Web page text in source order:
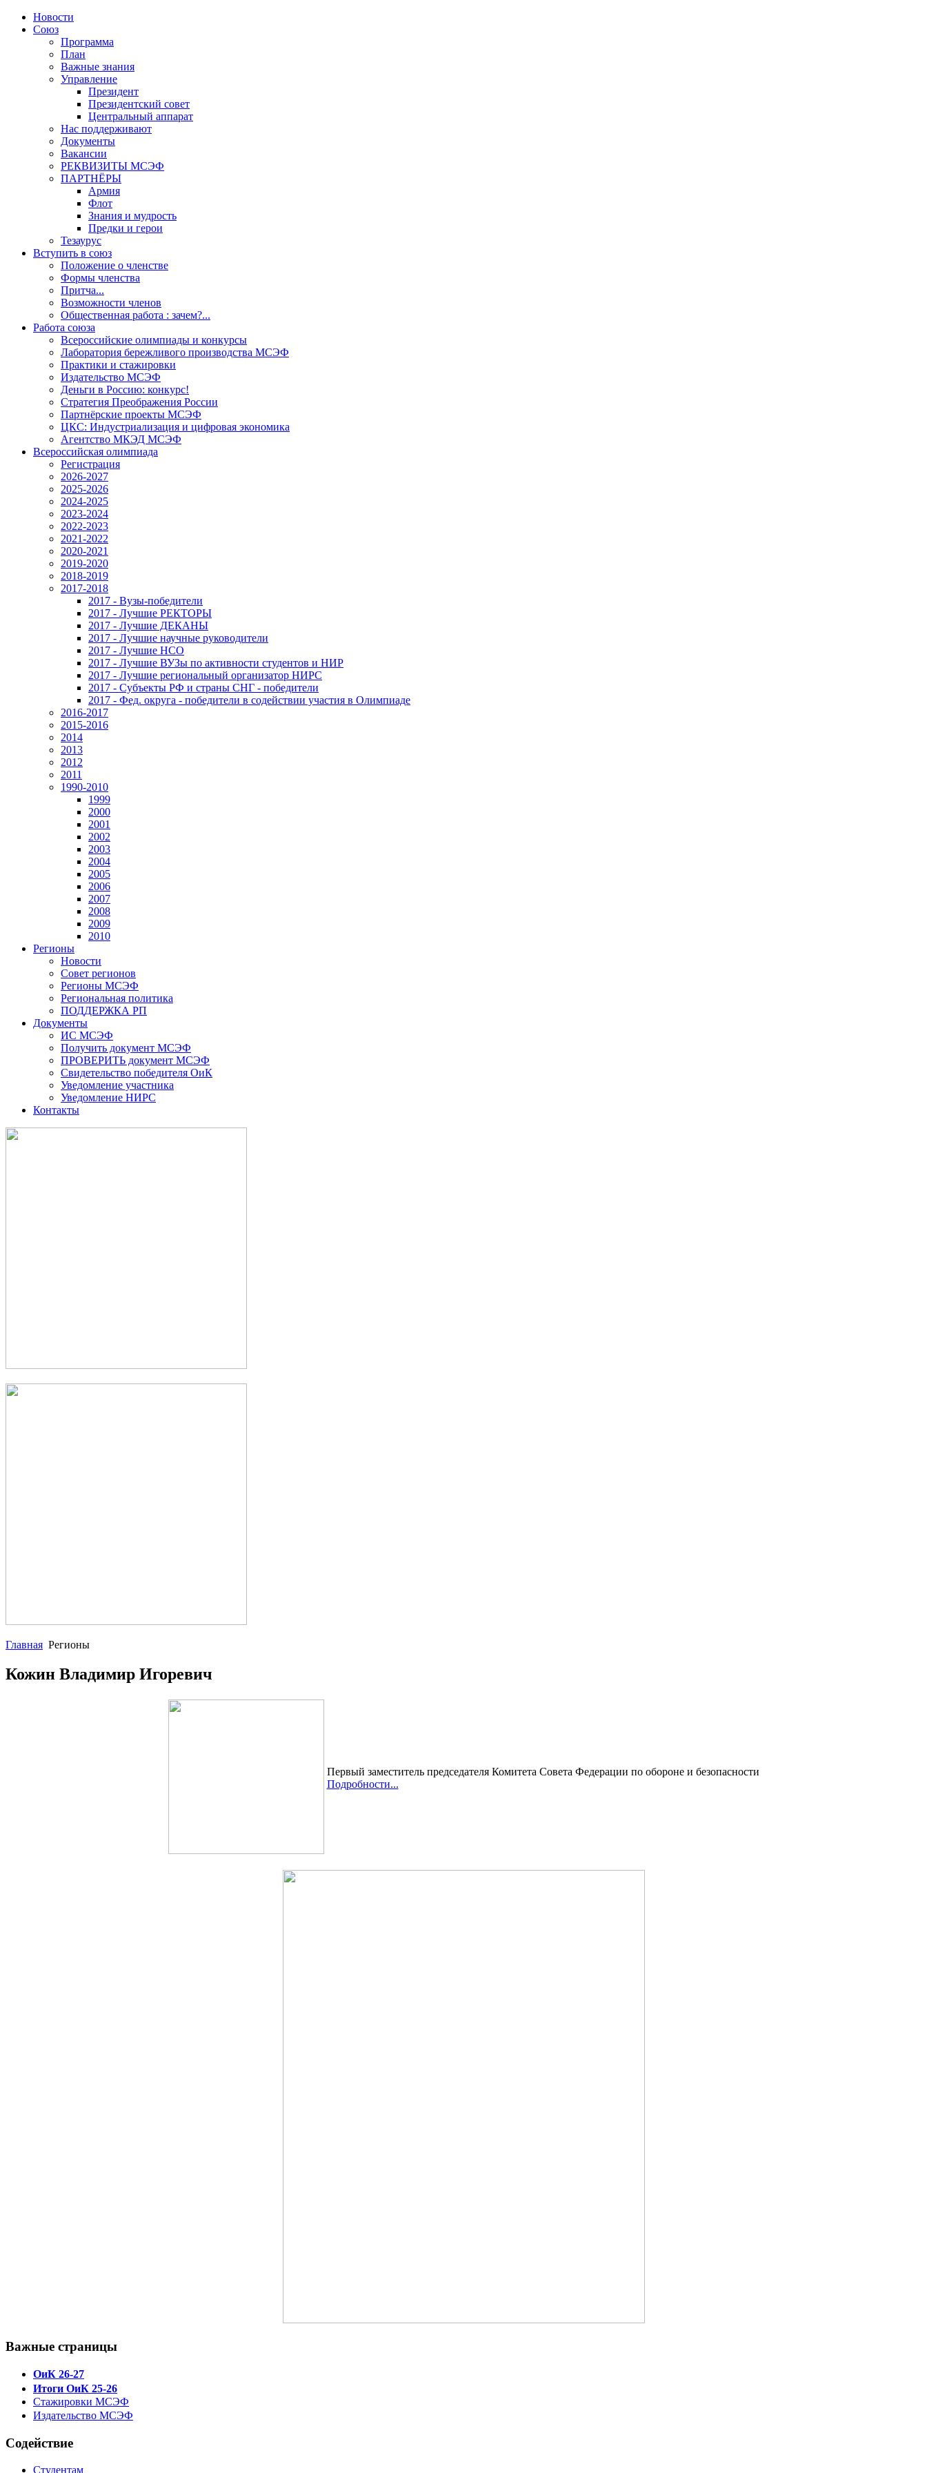
Новости
Союз
Программа
План
Важные знания
Управление
Президент
Президентский совет
Центральный аппарат
Нас поддерживают
Документы
Вакансии
РЕКВИЗИТЫ МСЭФ
ПАРТНЁРЫ
Армия
Флот
Знания и мудрость
Предки и герои
Тезаурус
Вступить в союз
Положение о членстве
Формы членства
Притча...
Возможности членов
Общественная работа : зачем?...
Работа союза
Всероссийские олимпиады и конкурсы
Лаборатория бережливого производства МСЭФ
Практики и стажировки
Издательство МСЭФ
Деньги в Россию: конкурс!
Стратегия Преображения России
Партнёрские проекты МСЭФ
ЦКС: Индустриализация и цифровая экономика
Агентство МКЭД МСЭФ
Всероссийская олимпиада
Регистрация
2026-2027
2025-2026
2024-2025
2023-2024
2022-2023
2021-2022
2020-2021
2019-2020
2018-2019
2017-2018
2017 - Вузы-победители
2017 - Лучшие РЕКТОРЫ
2017 - Лучшие ДЕКАНЫ
2017 - Лучшие научные руководители
2017 - Лучшие НСО
2017 - Лучшие ВУЗы по активности студентов и НИР
2017 - Лучшие региональный организатор НИРС
2017 - Субъекты РФ и страны СНГ - победители
2017 - Фед. округа - победители в содействии участия в Олимпиаде
2016-2017
2015-2016
2014
2013
2012
2011
1990-2010
1999
2000
2001
2002
2003
2004
2005
2006
2007
2008
2009
2010
Регионы
Новости
Совет регионов
Регионы МСЭФ
Региональная политика
ПОДДЕРЖКА РП
Документы
ИС МСЭФ
Получить документ МСЭФ
ПРОВЕРИТЬ документ МСЭФ
Свидетельство победителя ОиК
Уведомление участника
Уведомление НИРС
Контакты
Главная Регионы
Кожин Владимир Игоревич
Первый заместитель председателя Комитета Совета Федерации по обороне и безопасности
Подробности...
Важные страницы
ОиК 26-27
Итоги ОиК 25-26
Стажировки МСЭФ
Издательство МСЭФ
Содействие
Студентам